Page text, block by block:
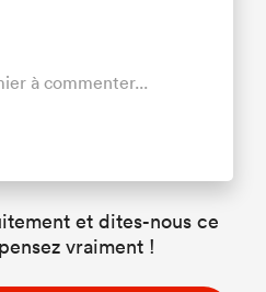
à commenter...
et dites-nous ce
vraiment !